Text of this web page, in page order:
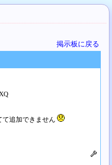
掲示板に戻る
て追加できません